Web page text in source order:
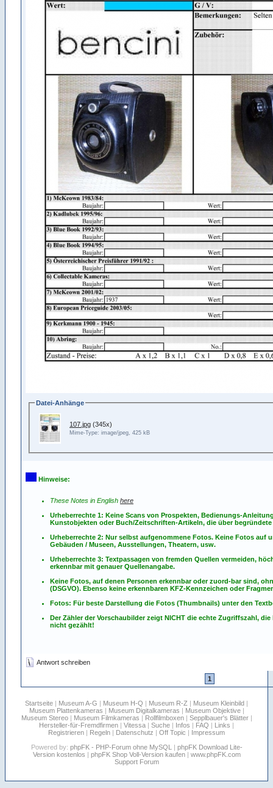
Datei-Anhänge
107.jpg (345x)
Mime-Type: image/jpeg, 425 kB
Hinweise:
These Notes in English here
Urheberrechte 1: Keine Scans von Prospekten, Bedienungs-
Kunstobjekten oder Buch/Zeitschriften-Artikeln, die über
Urheberrechte 2: Nur selbst aufgenommene Fotos. Keine Fotos auf
Gebäuden / Museen, Ausstellungen, Theatern, usw.
Urheberrechte 3: Textpassagen von fremden Quellen vermeiden,
erkennbar mit genauer Quellenangabe.
Keine Fotos, auf denen Personen erkennbar oder zuord-bar sind,
(DSGVO). Ebenso keine erkennbaren KFZ-Kennzeichen oder
Fotos: Für beste Darstellung die Fotos (Thumbnails) unter den
Der Zähler der Vorschaubilder zeigt NICHT die echte Zugriffszahl,
nicht gezählt!
Antwort schreiben
1
Startseite | Museum A-G | Museum H-Q | Museum R-Z | Museum Kleinbild |
Museum Plattenkameras | Museum Digitalkameras | Museum Objektive|
Museum Stereo| Museum Filmkameras | Rollfilmboxen| Sepplbauer's Blätter|
Hersteller-für-Fremdfirmen | Vitessa | Suche | Infos | FAQ | Links |
Registrieren | Regeln | Datenschutz | Off Topic | Impressum
Powered by: phpFK - PHP-Forum ohne MySQL | phpFK Download Lite-
Version kostenlos | phpFK Shop Voll-Version kaufen| www.phpFK.com
Support Forum